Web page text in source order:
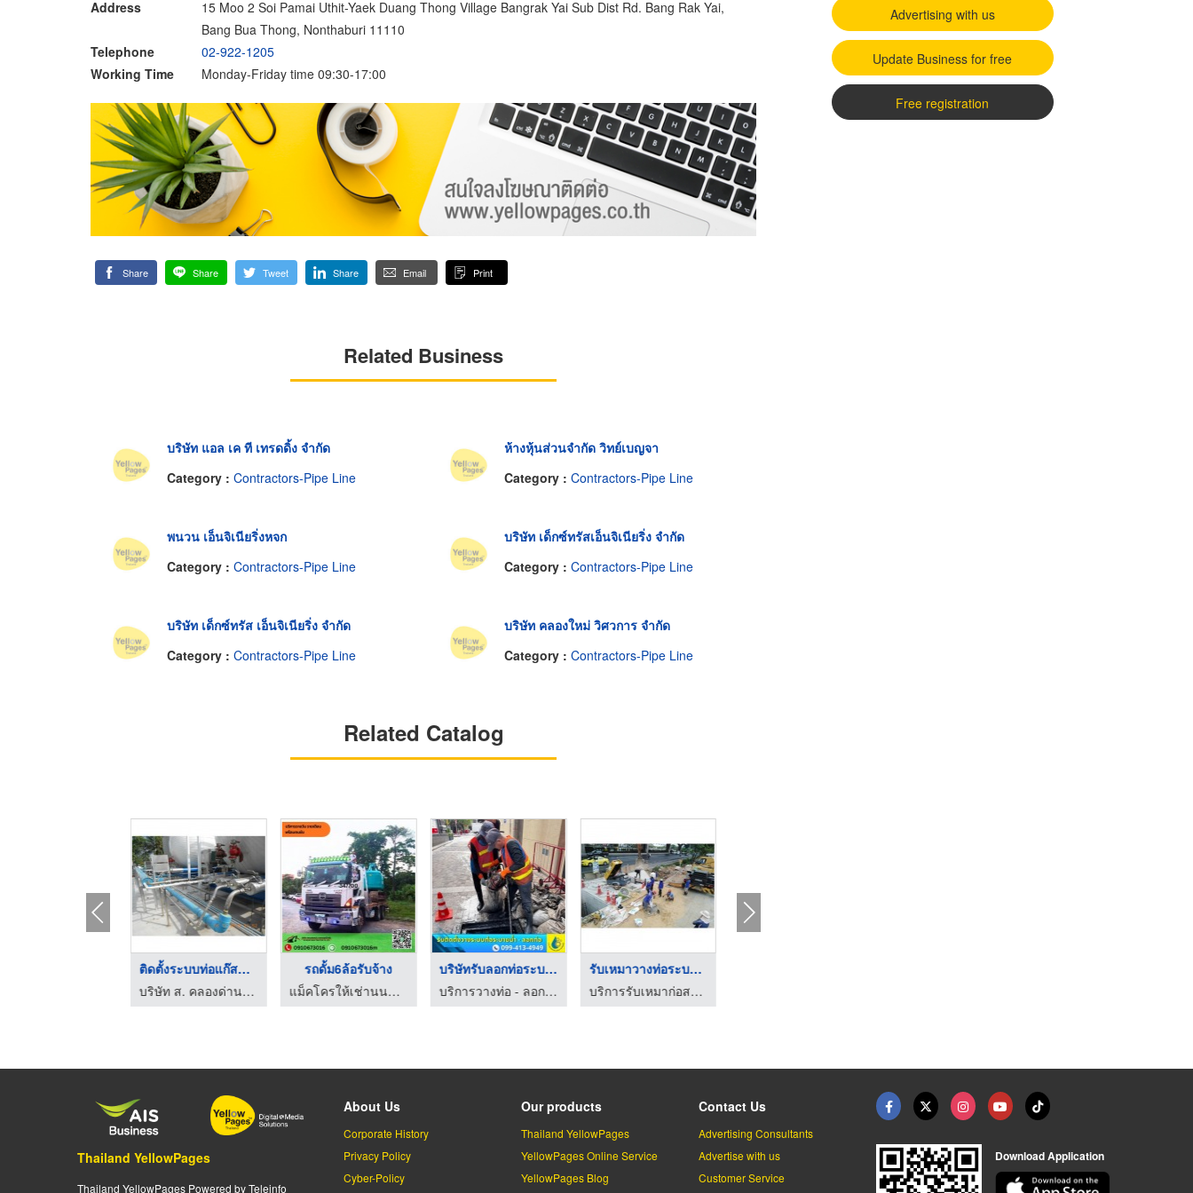
Address
15 Moo 2 Soi Pamai Uthit-Yaek Duang Thong Village Bangrak Yai Sub Dist Rd. Bang Rak Yai,
Bang Bua Thong, Nonthaburi 11110
Telephone
02-922-1205
Working Time
Monday-Friday time 09:30-17:00
Share Share Tweet Share Email Print
Related Business
บริษัท แอล เค ที เทรดดิ้ง จำกัด
Category : Contractors-Pipe Line
ห้างหุ้นส่วนจำกัด วิทย์เบญจา
Category : Contractors-Pipe Line
พนวน เอ็นจิเนียริ่งหจก
Category : Contractors-Pipe Line
บริษัท เด็กซ์ทรัสเอ็นจิเนียริ่ง จำกัด
Category : Contractors-Pipe Line
บริษัท เด็กซ์ทรัส เอ็นจิเนียริ่ง จำกัด
Category : Contractors-Pipe Line
บริษัท คลองใหม่ วิศวการ จำกัด
Category : Contractors-Pipe Line
Related Catalog
ติดตั้งระบบท่อแก๊สหน ...
บริษัท ส. คลองด่าน เทคโนโลยี จำกัด
รถดั้ม6ล้อรับจ้าง
แม็คโครให้เช่านนทบุรี - อาหมวยแหม่ม แทรคเตอร์
บริษัทรับลอกท่อระบาย ...
บริการวางท่อ - ลอกท่อกรุงเทพปริมณฑล
รับเหมาวางท่อระบายน้ ...
บริการรับเหมาก่อสร้าง ปทุมธานี
Advertising with us
Update Business for free
Free registration
Thailand YellowPages
Thailand YellowPages Powered by Teleinfo
About Us
Corporate History
Privacy Policy
Cyber-Policy
Our products
Thailand YellowPages
YellowPages Online Service
YellowPages Blog
Contact Us
Advertising Consultants
Advertise with us
Customer Service
Download Application